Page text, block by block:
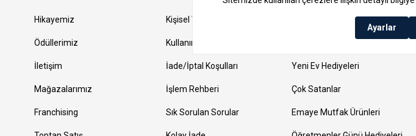
Hikayemiz
Ödüllerimiz
İletişim
Mağazalarımız
Franchising
Kişisel Verilerin Korunması
Kullanım Şartları
İade/İptal Koşulları
İşlem Rehberi
Sık Sorulan Sorular
Yeni Ev Hediyeleri
Çok Satanlar
Emaye Mutfak Ürünleri